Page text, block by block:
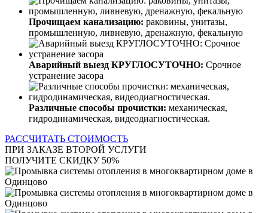
Прочищаем канализацию: раковины, унитазы,
промышленную, ливневую, дренажную, фекальную
Аварийный выезд КРУГЛОСУТОЧНО: Срочное
устранение засора
Различные способы прочистки: механическая,
гидродинамическая, видеодиагностическая.
РАССЧИТАТЬ СТОИМОСТЬ
ПРИ ЗАКАЗЕ ВТОРОЙ УСЛУГИ
ПОЛУЧИТЕ СКИДКУ 50%